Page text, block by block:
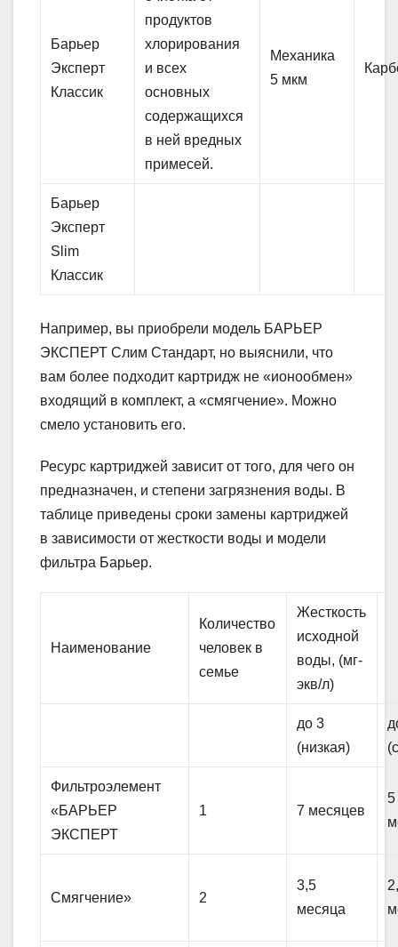
Барьер
Эксперт
Классик
продуктов
хлорирования
и всех
основных
содержащихся
в ней вредных
примесей.
Механика
5 мкм
Барьер
Эксперт
Slim
Классик
Например, вы приобрели модель БАРЬЕР
ЭКСПЕРТ Слим Стандарт, но выяснили, что
вам более подходит картридж не «ионообмен»
входящий в комплект, а «смягчение». Можно
смело установить его.
Ресурс картриджей зависит от того, для чего он
предназначен, и степени загрязнения воды. В
таблице приведены сроки замены картриджей
в зависимости от жесткости воды и модели
фильтра Барьер.
Наименование
Количество
человек в
семье
Жесткость
исходной
воды, (мг-
экв/л)
до 3
(низкая)
Фильтроэлемент
«БАРЬЕР
ЭКСПЕРТ
1 7 месяцев
5
Смягчение» 2
3,5
месяца